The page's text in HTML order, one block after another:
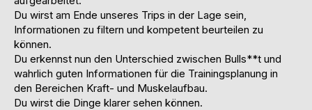
Du wirst am Ende unseres Trips in der Lage sein,
Informationen zu filtern und kompetent beurteilen zu
können.
Du erkennst nun den Unterschied zwischen Bulls**t und
wahrlich guten Informationen für die Trainingsplanung in
den Bereichen Kraft- und Muskelaufbau.
Du wirst die Dinge klarer sehen können.